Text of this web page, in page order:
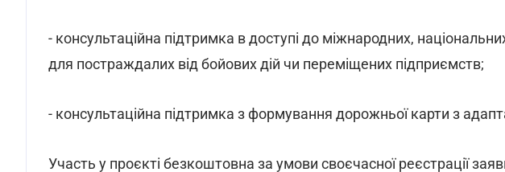
- консультаційна підтримка в доступі до міжнародних,
для постраждалих від бойових дій чи переміщених підприємств;
- консультаційна підтримка з формування дорожньої карти з
Участь у проєкті безкоштовна за умови своєчасної реєстрації